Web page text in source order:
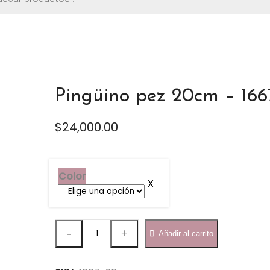
Pingüino pez 20cm –
$24,000.00
Color
pez
Añadir al carrito